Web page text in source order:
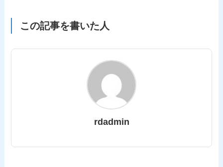
この記事を書いた人
rdadmin